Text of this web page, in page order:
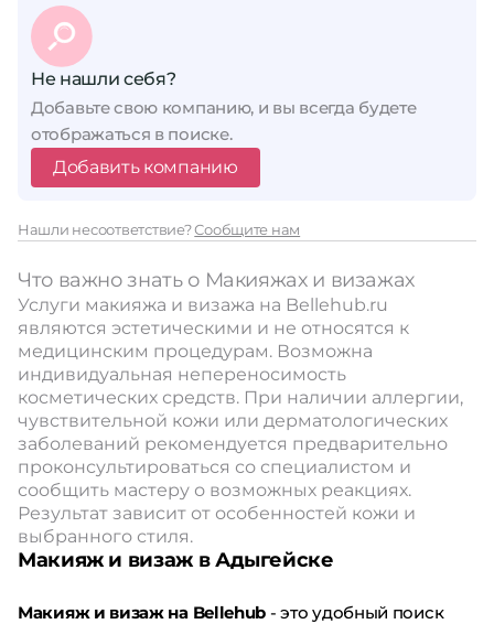
Не нашли себя?
Добавьте свою компанию, и вы всегда будете
отображаться в поиске.
Добавить компанию
Нашли несоответствие?Сообщите нам
Что важно знать о Макияжах и визажах
Услуги макияжа и визажа на Bellehub.ru
являются эстетическими и не относятся к
медицинским процедурам. Возможна
индивидуальная непереносимость
косметических средств. При наличии аллергии,
чувствительной кожи или дерматологических
заболеваний рекомендуется предварительно
проконсультироваться со специалистом и
сообщить мастеру о возможных реакциях.
Результат зависит от особенностей кожи и
выбранного стиля.
Макияж и визаж в Адыгейске
Макияж и визаж на Bellehub - это удобный поиск